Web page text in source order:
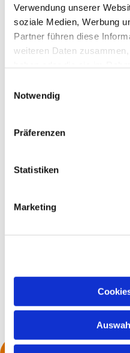
Verwendung unserer
soziale Medien, Werbung
Partner führen diese
weiteren Daten
h
Notwendig
Präferenzen
Statistiken
Marketing
Eine Stunde,
Schauen Sie doch